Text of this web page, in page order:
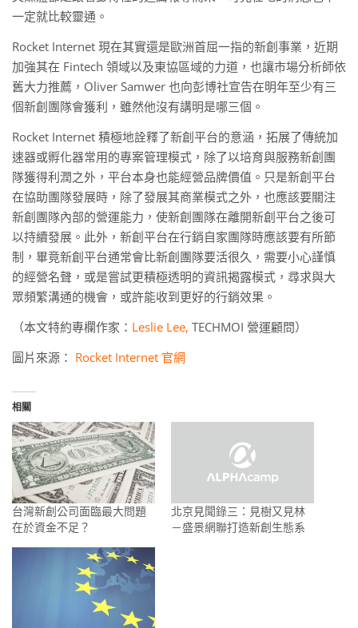
一定就比較靈通。
Rocket Internet 現在其實還是歐洲首屈一指的新創事業，近期
加強其在 Fintech 領域以及東協區域的力道，也讓市場分析師依
舊大力推薦，Oliver Samwer 也向彭博社宣告在明年至少有三
個新創團隊會獲利，雖然他沒有講明是哪三個。
Rocket Internet 積極地詮釋了新創平台的意涵，拓展了傳統加
速器或孵化器常用的專案管理模式，除了以培育與服務新創團
隊獲得利潤之外，平台本身也能經營品牌價值。只是新創平台
在協助團隊發展時，除了發展其商業模式之外，也應該要關注
新創團隊內部的營運能力，使新創團隊在離開新創平台之後可
以持續發展。此外，新創平台在行銷自家團隊時應該要有所節
制，畢竟新創平台通常會比新創團隊要活很久，需要小心謹慎
的經營名聲，或是嘗試更積極透明的資訊揭露模式，尋求與大
眾頻繁溝通的機會，或許能收到更好的行銷效果。
（本文特約專欄作家： Leslie Lee, TECHMOI 營運顧問）
圖片來源： Rocket Internet 官網
相關
台灣新創公司面臨最大問題
在於資金不足？
北京見聞錄三：見樹又見林
－盛景網聯打造新創生態系